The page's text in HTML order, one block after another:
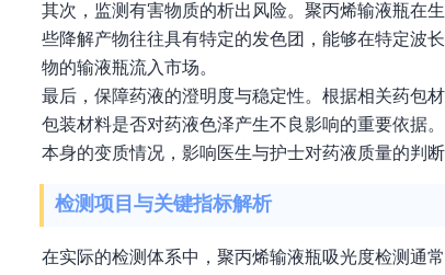
其次，监测有害物质的析出风险。聚丙烯输液瓶在
些降解产物往往具有特定的发色团，能够在特定波
物的输液瓶流入市场。
最后，保障药液的澄明度与稳定性。根据相关药包
包装材料是否对药液色泽产生不良影响的重要依据
本身的变质情况，影响医生与护士对药液质量的判断
检测项目与关键指标解析
在实际的检测体系中，聚丙烯输液瓶吸光度检测通